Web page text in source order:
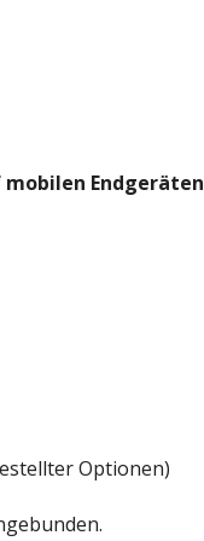
Endgeräten
Optionen)